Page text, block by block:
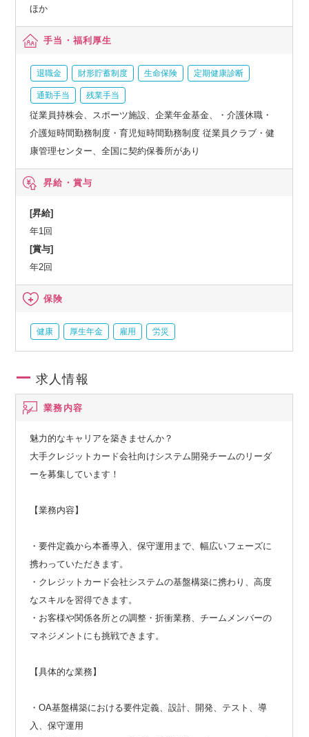
ほか
手当・福利厚生
退職金 財形貯蓄制度 生命保険 定期健康診断
通勤手当 残業手当
従業員持株会、スポーツ施設、企業年金基金、・介護休職・
介護短時間勤務制度・育児短時間勤務制度 従業員クラブ・健
康管理センター、全国に契約保養所があり
昇給・賞与
[昇給]
年1回
[賞与]
年2回
保険
健康 厚生年金 雇用 労災
求人情報
業務内容
魅力的なキャリアを築きませんか？
大手クレジットカード会社向けシステム開発チームのリーダ
ーを募集しています！
【業務内容】
・要件定義から本番導入、保守運用まで、幅広いフェーズに
携わっていただきます。
・クレジットカード会社システムの基盤構築に携わり、高度
なスキルを習得できます。
・お客様や関係各所との調整・折衝業務、チームメンバーの
マネジメントにも挑戦できます。
【具体的な業務】
・OA基盤構築における要件定義、設計、開発、テスト、導
入、保守運用